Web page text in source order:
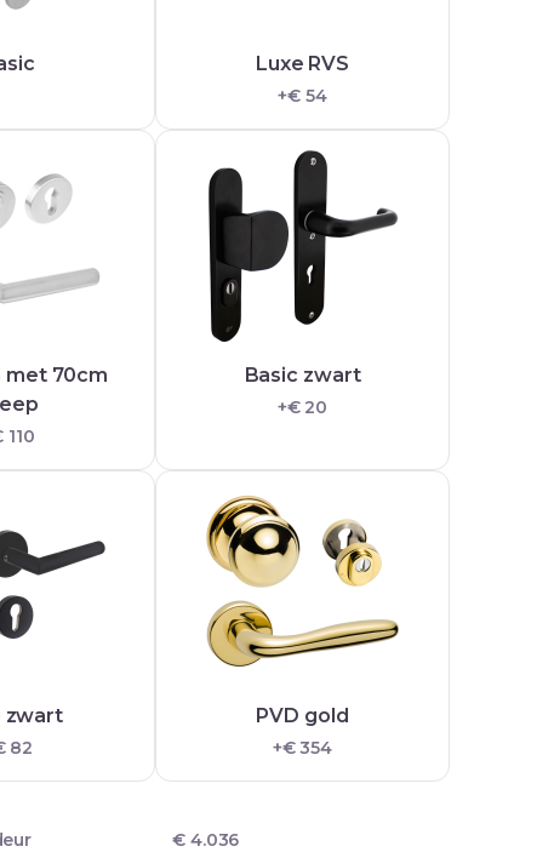
Luxe RVS
+€ 54
met 70cm
110
Basic zwart
+€ 20
zwart
82
PVD gold
+€ 354
€ 4.036